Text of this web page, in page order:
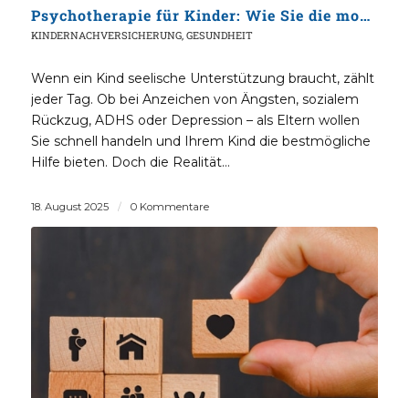
Psychotherapie für Kinder: Wie Sie die monatelange Wartezeit auf einen Therapieplatz verkürzen
KINDERNACHVERSICHERUNG, GESUNDHEIT
Wenn ein Kind seelische Unterstützung braucht, zählt
jeder Tag. Ob bei Anzeichen von Ängsten, sozialem
Rückzug, ADHS oder Depression – als Eltern wollen
Sie schnell handeln und Ihrem Kind die bestmögliche
Hilfe bieten. Doch die Realität…
18. August 2025 / 0 Kommentare